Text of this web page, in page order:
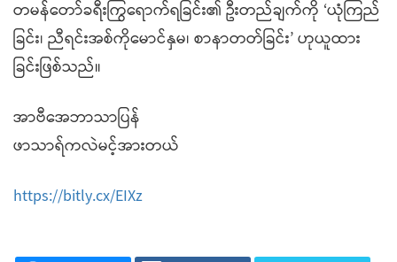
တမန်တော်ခရီးကြွရောက်ရခြင်း၏ ဦးတည်ချက်ကို ‘ယုံကြည်
ခြင်း၊ ညီရင်းအစ်ကိုမောင်နှမ၊ စာနာတတ်ခြင်း’ ဟုယူထား
ခြင်းဖြစ်သည်။
အာဗီအေဘာသာပြန်
ဖာသာရ်ကလဲမင့်အားတယ်
https://bitly.cx/EIXz